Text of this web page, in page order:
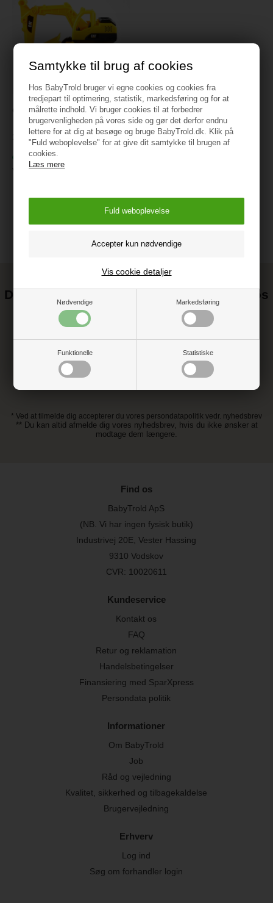
Samtykke til brug af cookies
Hos BabyTrold bruger vi egne cookies og cookies fra
tredjepart til optimering, statistik, markedsføring og for at
målrette indhold. Vi bruger cookies til at forbedrer
brugervenligheden på vores side og gør det derfor endnu
lettere for at dig at besøge og bruge BabyTrold.dk. Klik på
"Fuld weboplevelse" for at give dit samtykke til brugen af
cookies.
Læs mere
Nødvendige Markedsføring
Funktionelle Statistiske
Vis cookie detaljer
CAT, Mini Crew
139 kr.
På lager
Varenr.:82015
Det kan blive endnu billigere at handle hos
Tilmeld dig vores nyhedsbrev og gå ikke glip af gode tilbud
* Ved at tilmelde dig accepterer du vores persondatapolitik vedr. nyhedsbrev
** Du kan altid afmelde dig vores nyhedsbrev, hvis du ikke ønsker at
modtage dem længere.
Find os
BabyTrold ApS
(NB. Vi har ingen fysisk butik)
Industrivej 20E, Vester Hassing
9310 Vodskov
CVR: 10020611
Kundeservice
Kontakt os
FAQ
Retur og reklamation
Handelsbetingelser
Finansiering med SparXpress
Persondata politik
Informationer
Om BabyTrold
Job
Råd og vejledning
Kvalitet, sikkerhed og tilbagekaldelse
Brugervejledning
Erhverv
Log ind
Søg om forhandler login